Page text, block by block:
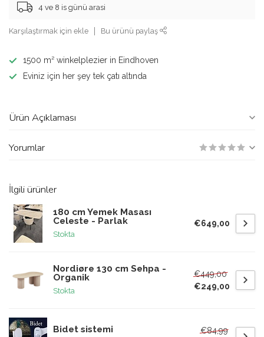
4 ve 8 is günü arasi
Karşılaştırmak için ekle Bu ürünü paylaş
1500 m² winkelplezier in Eindhoven
Eviniz için her şey tek çatı altında
Ürün Açıklaması
Yorumlar
İlgili ürünler
180 cm Yemek Masası
Celeste - Parlak
Stokta
€649,00
Nordiøre 130 cm Sehpa -
Organik
Stokta
€449,00
€249,00
Bidet sistemi
€84,99